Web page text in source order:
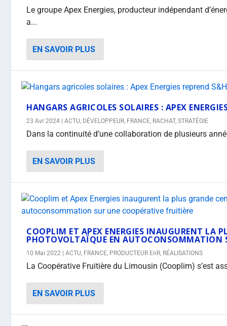
Le groupe Apex Energies, producteur indépendant
a...
EN SAVOIR PLUS
HANGARS AGRICOLES SOLAIRES : APEX
23 Avr 2024 |ACTU, DÉVELOPPEUR, FRANCE, RACHAT,STRATÉGIE
Dans la continuité d’une collaboration de plusieurs
EN SAVOIR PLUS
COOPLIM ET APEX ENERGIES INAUGURENT LA
PHOTOVOLTAÏQUE EN AUTOCONSOMMATION
10 Mai 2022 |ACTU, FRANCE, PRODUCTEUR EnR, RÉALISATIONS
La Coopérative Fruitière du Limousin (Cooplim) s’est
EN SAVOIR PLUS